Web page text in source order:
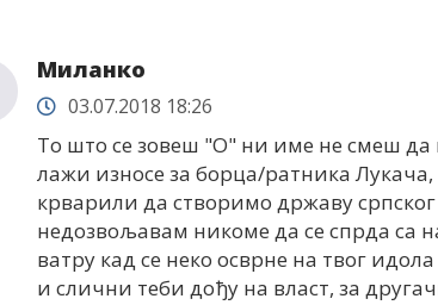
Миланко
03.07.2018 18:26
То што се зовеш "О" ни име не смеш
лажи износе за борца/ратника
крварили да створимо државу
недозвољавам никоме да се спрда
ватру кад се неко осврне на твог
и слични теби дођу на власт, за